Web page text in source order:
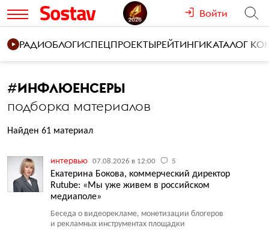
Войти
РАДИОБЛОГИСПЕЦПРОЕКТЫРЕЙТИНГИКАТАЛОГ
#ИНФЛЮЕНСЕРЫ
подборка материалов
Найден 61 материал
интервью 07.08.2026 в 12:00 5
Екатерина Бокова, коммерческий директор
Rutube: «Мы уже живем в российском
медиаполе»
Беседа о видеорекламе, монетизации блогеров
и рекламных инструментах площадки